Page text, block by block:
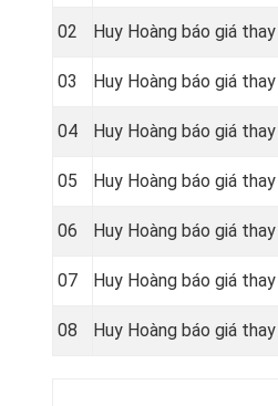
02 Huy Hoàng báo giá
03 Huy Hoàng báo giá
04 Huy Hoàng báo giá
05 Huy Hoàng báo giá
06 Huy Hoàng báo giá
07 Huy Hoàng báo giá
08 Huy Hoàng báo giá